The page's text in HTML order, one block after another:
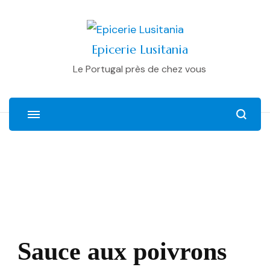
Epicerie Lusitania
Le Portugal près de chez vous
Sauce aux poivrons